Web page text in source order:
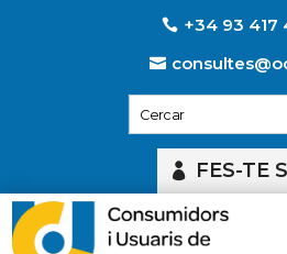
+34 93 417
FES-TE